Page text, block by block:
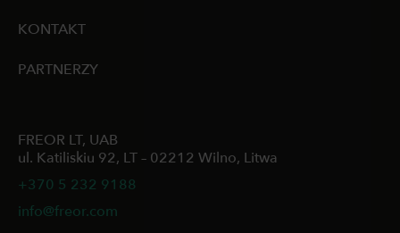
FREOR LT, UAB
ul. Katiliskiu 92, LT – 02212 Wilno, Litwa
+370 5 232 9188
info@freor.com
KONTAKT
PARTNERZY